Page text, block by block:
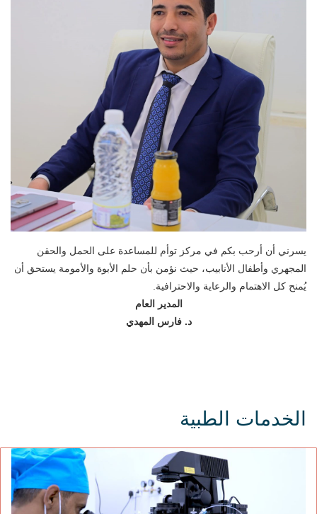
يسرني أن أرحب بكم في مركز توأم للمساعدة على الحمل والحقن
المجهري وأطفال الأنابيب، حيث نؤمن بأن حلم الأبوة والأمومة يستحق أن
يُمنح كل الاهتمام والرعاية والاحترافية.
المدير العام
د. فارس المهدي
الخدمات الطبية